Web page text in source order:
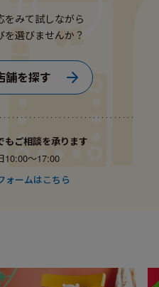
をみて試しながら
を選びませんか？
舗を探す
もご相談を承ります
10:00〜17:00
ォームはこちら